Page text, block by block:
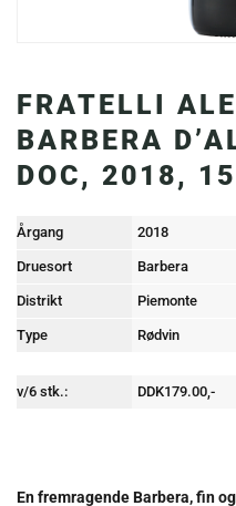
FRATELLI
BARBERA
DOC, 2018,
Årgang 2018
Druesort Barbera
Distrikt Piemonte
Type Rødvin
v/6 stk.: DDK179.00,-
En fremragende Barbera, fin